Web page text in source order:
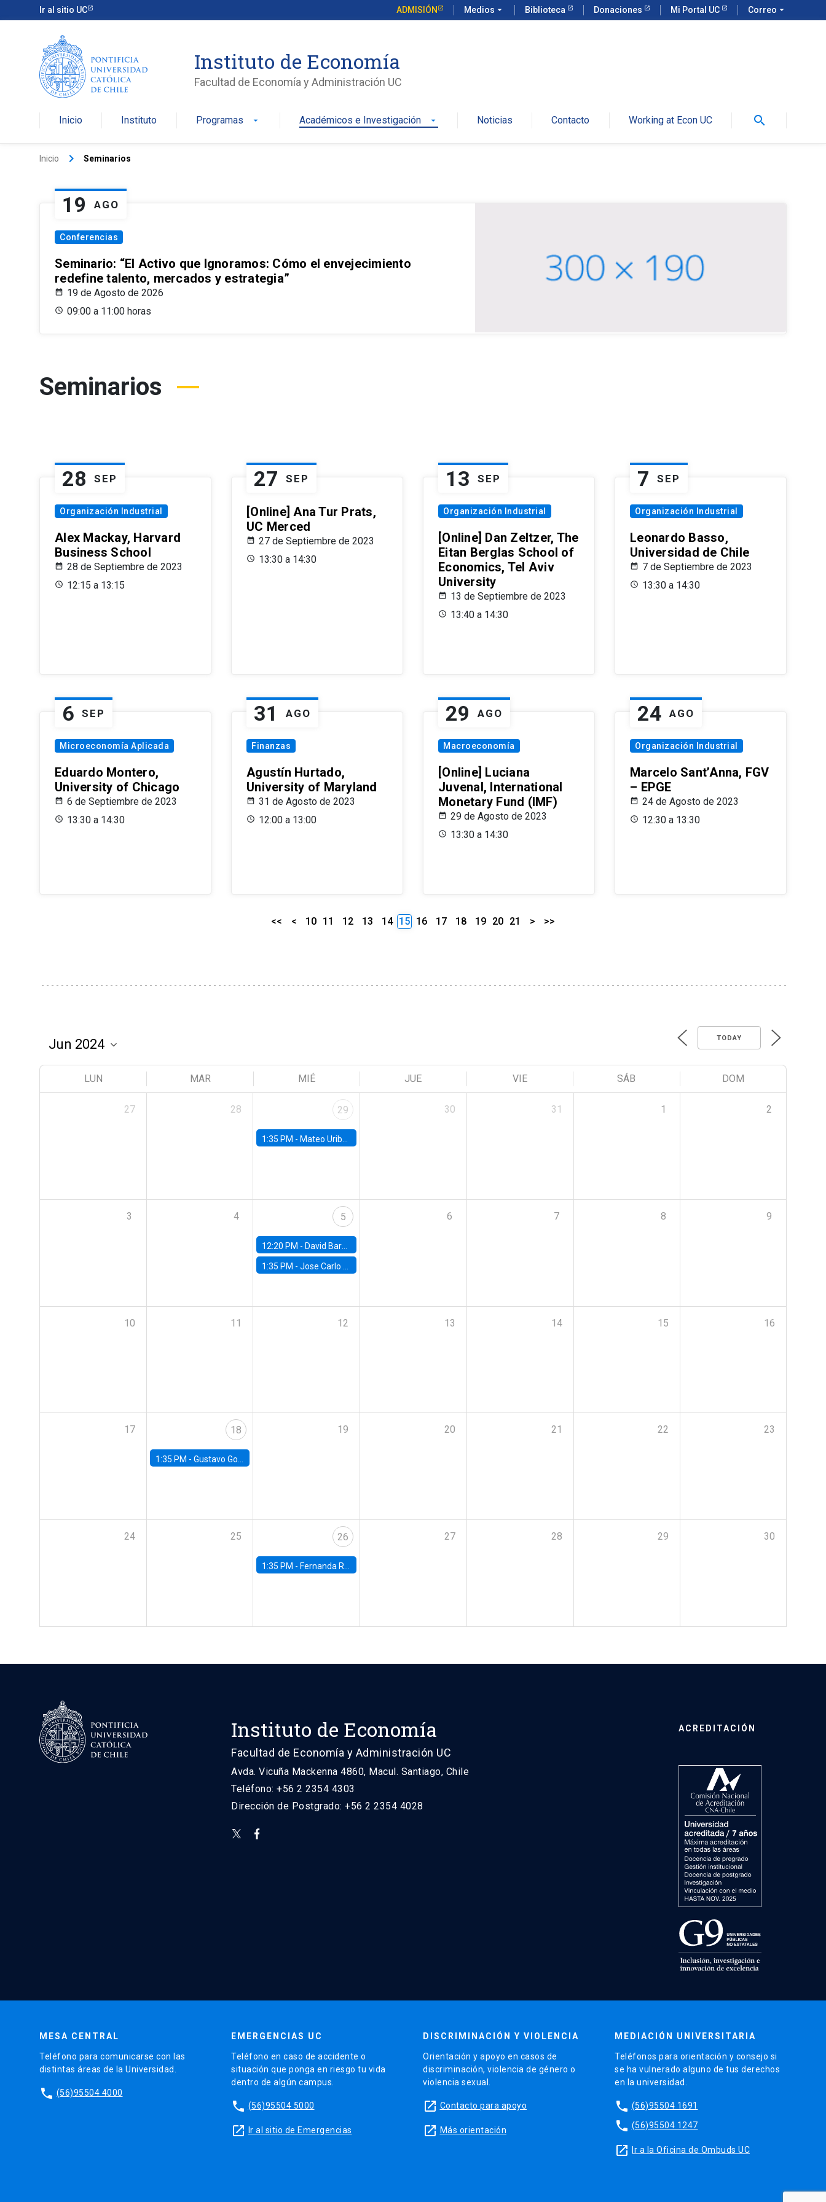
Ir al sitio UC ADMISIÓN Medios arrow_drop_down Biblioteca Donaciones Mi Portal UC Correo arrow_drop_down
Instituto de Economía
Facultad de Economía y Administración UC
Inicio Instituto Programas arrow_drop_down Académicos e Investigación arrow_drop_down Noticias Contacto Working at Econ UC search
Inicio keyboard_arrow_right Seminarios
19 AGO
Conferencias
Seminario: “El Activo que Ignoramos: Cómo el envejecimiento
redefine talento, mercados y estrategia”
19 de Agosto de 2026
09:00 a 11:00 horas
Seminarios
28 SEP
Organización Industrial
Alex Mackay, Harvard
Business School
28 de Septiembre de 2023
12:15 a 13:15
27 SEP
[Online] Ana Tur Prats,
UC Merced
27 de Septiembre de 2023
13:30 a 14:30
13 SEP
Organización Industrial
[Online] Dan Zeltzer, The
Eitan Berglas School of
Economics, Tel Aviv
University
13 de Septiembre de 2023
13:40 a 14:30
7 SEP
Organización Industrial
Leonardo Basso,
Universidad de Chile
7 de Septiembre de 2023
13:30 a 14:30
6 SEP
Microeconomía Aplicada
Eduardo Montero,
University of Chicago
6 de Septiembre de 2023
13:30 a 14:30
31 AGO
Finanzas
Agustín Hurtado,
University of Maryland
31 de Agosto de 2023
12:00 a 13:00
29 AGO
Macroeconomía
[Online] Luciana
Juvenal, International
Monetary Fund (IMF)
29 de Agosto de 2023
13:30 a 14:30
24 AGO
Organización Industrial
Marcelo Sant’Anna, FGV
– EPGE
24 de Agosto de 2023
12:30 a 13:30
<< < 10 11 12 13 14 15 16 17 18 19 20 21 > >>
TODAY
LUN MAR MIÉ JUE VIE SÁB DOM
27 28 29
1:35 PM - Mateo Uribe-Castro, Universidad de los Andes (Colombia)
30 31 1 2
3 4 5
12:20 PM - David Bardey, Universidad de los Andes - CEDE
1:35 PM -Jose Carlo Bermudez, UC (ME) & World Bank
6 7 8 9
10 11 12 13 14 15 16
17 18
1:35 PM - Gustavo González, Banco Central de Chile
19 20 21 22 23
24 25 26
1:35 PM - Fernanda Rojas Ampuero, University of Wisconsin-Madison
27 28 29 30
Instituto de Economía
Facultad de Economía y Administración UC
Avda. Vicuña Mackenna 4860, Macul. Santiago, Chile
Teléfono: +56 2 2354 4303
Dirección de Postgrado: +56 2 2354 4028
ACREDITACIÓN
MESA CENTRAL
Teléfono para comunicarse con las
distintas áreas de la Universidad.
phone (56)95504 4000
EMERGENCIAS UC
Teléfono en caso de accidente o
situación que ponga en riesgo tu vida
dentro de algún campus.
phone (56)95504 5000
launch Ir al sitio de Emergencias
DISCRIMINACIÓN Y VIOLENCIA
Orientación y apoyo en casos de
discriminación, violencia de género o
violencia sexual.
launch Contacto para apoyo
launch Más orientación
MEDIACIÓN UNIVERSITARIA
Teléfonos para orientación y consejo si
se ha vulnerado alguno de tus derechos
en la universidad.
phone (56)95504 1691
phone (56)95504 1247
launch Ir a la Oficina de Ombuds UC